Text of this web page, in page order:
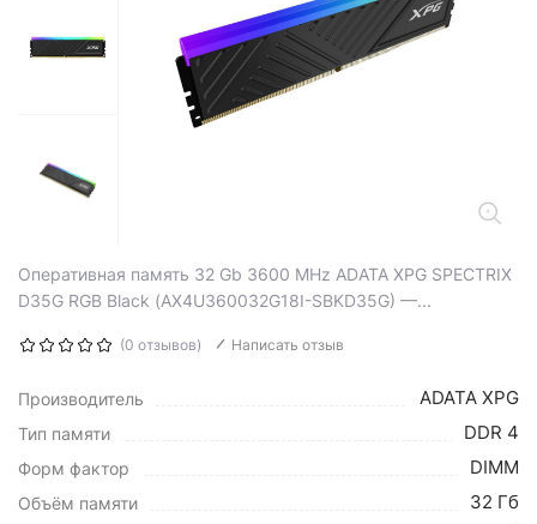
Оперативная память 32 Gb 3600 MHz ADATA XPG SPECTRIX
D35G RGB Black (AX4U360032G18I-SBKD35G) —...
(0 отзывов) Написать отзыв
Производитель ADATA XPG
Тип памяти DDR 4
Форм фактор DIMM
Объём памяти 32 Гб